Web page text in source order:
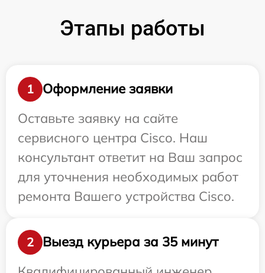
Этапы работы
1
Оформление заявки
Оставьте заявку на сайте
сервисного центра Cisco. Наш
консультант ответит на Ваш запрос
для уточнения необходимых работ
ремонта Вашего устройства Cisco.
2
Выезд курьера за 35 минут